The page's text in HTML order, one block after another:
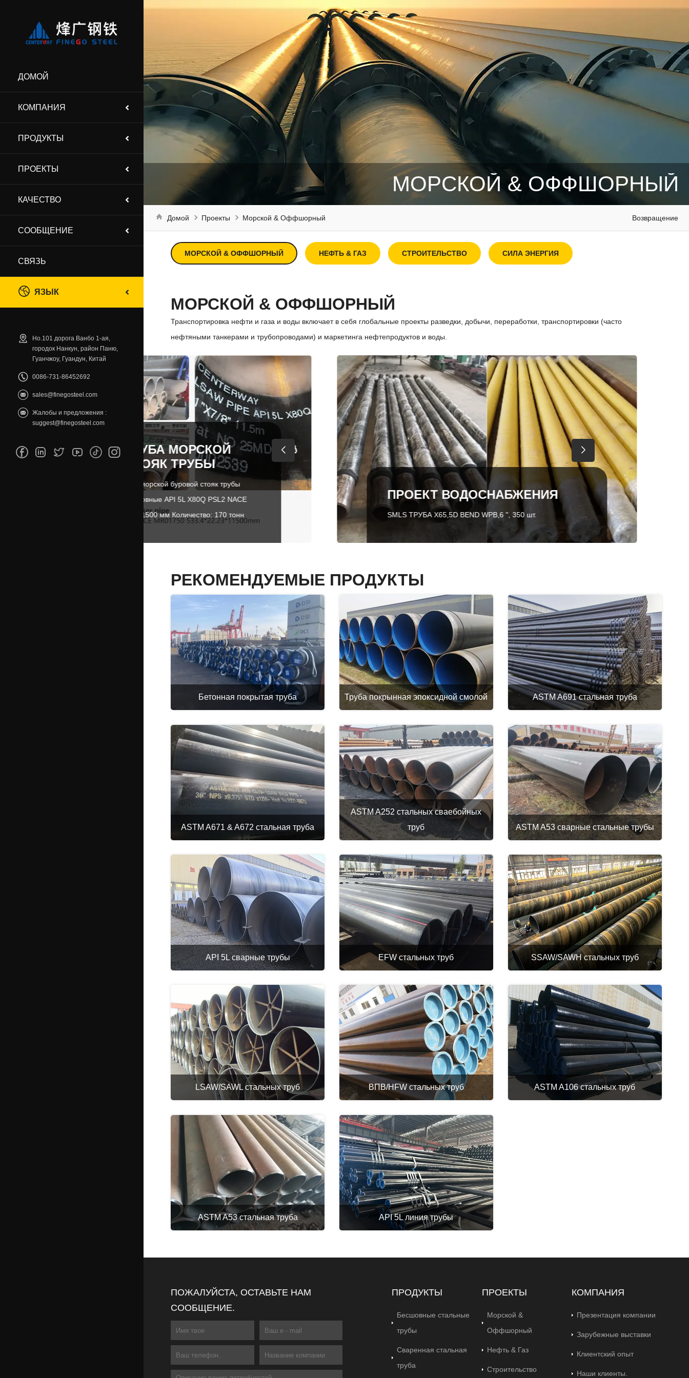
ДОМОЙ
КОМПАНИЯ
ПРОДУКТЫ
ПРОЕКТЫ
КАЧЕСТВО
СООБЩЕНИЕ
СВЯЗЬ
ЯЗЫК
Но.101 дорога Ванбо 1-ая,
городок Нанкун, район Паню,
Гуанчжоу, Гуандун, Китай
0086-731-86452692
sales@finegosteel.com
Жалобы и предложения :
suggest@finegosteel.com
МОРСКОЙ & ОФФШОРНЫЙ
Возвращение
Домой Проекты Морской & Оффшорный
МОРСКОЙ & ОФФШОРНЫЙ НЕФТЬ & ГАЗ СТРОИТЕЛЬСТВО СИЛА ЭНЕРГИЯ
МОРСКОЙ & ОФФШОРНЫЙ
Транспортировка нефти и газа и воды включает в себя глобальные проекты разведки, добычи, переработки, транспортировки (часто
нефтяными танкерами и трубопроводами) и маркетинга нефтепродуктов и воды.
ГЛАВНАЯ ТРУБА МОРСКОЙ
БУРОВОЙ СТОЯК ТРУБЫ
Проект: Главная труба морской буровой стояк трубы
Продукты: Продольношовные API 5L X80Q PSL2 NACE
MR01750 533,4*22,23*11500 мм Количество: 170 тонн
ПРОЕКТ ВОДОСНАБЖЕНИЯ
SMLS ТРУБА X65,5D BEND WPB,6 ", 350 шт.
РЕКОМЕНДУЕМЫЕ ПРОДУКТЫ
Бетонная покрытая труба Труба покрынная эпоксидной смолой ASTM A691 стальная труба
ASTM A671 & A672 стальная труба
ASTM A252 стальных сваебойных
труб
ASTM A53 сварные стальные трубы
API 5L сварные трубы EFW стальных труб SSAW/SAWH стальных труб
LSAW/SAWL стальных труб ВПВ/HFW стальных труб ASTM A106 стальных труб
ASTM A53 стальная труба API 5L линия трубы
ПОЖАЛУЙСТА, ОСТАВЬТЕ НАМ
СООБЩЕНИЕ.
ПРОДУКТЫ
Бесшовные стальные
трубы
Сваренная стальная
труба
ПРОЕКТЫ
Морской &
Оффшорный
Нефть & Газ
Строительство
КОМПАНИЯ
Презентация компании
Зарубежные выставки
Клиентский опыт
Наши клиенты.